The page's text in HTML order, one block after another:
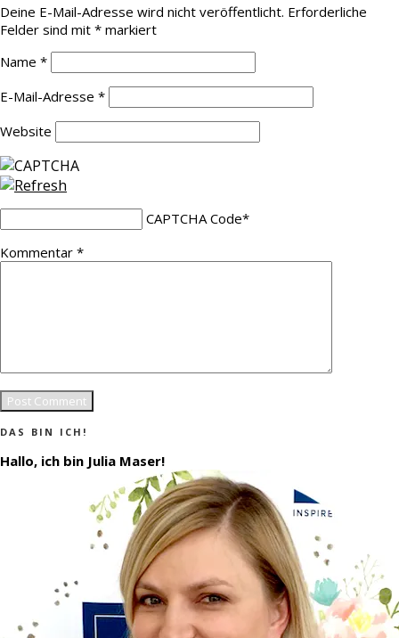
Deine E-Mail-Adresse wird nicht veröffentlicht. Erforderliche
Felder sind mit * markiert
Name *
E-Mail-Adresse *
Website
CAPTCHA Code*
Kommentar *
DAS BIN ICH!
Hallo, ich bin Julia Maser!